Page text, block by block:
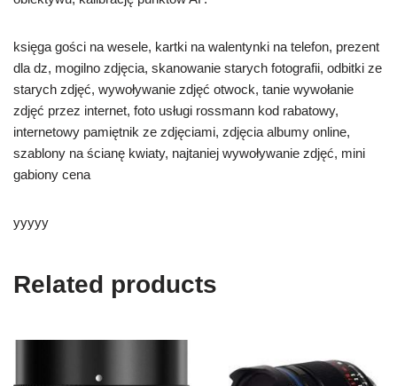
księga gości na wesele, kartki na walentynki na telefon, prezent
dla dz, mogilno zdjęcia, skanowanie starych fotografii, odbitki ze
starych zdjęć, wywoływanie zdjęć otwock, tanie wywołanie
zdjęć przez internet, foto usługi rossmann kod rabatowy,
internetowy pamiętnik ze zdjęciami, zdjęcia albumy online,
szablony na ścianę kwiaty, najtaniej wywoływanie zdjęć, mini
gabiony cena
yyyyy
Related products